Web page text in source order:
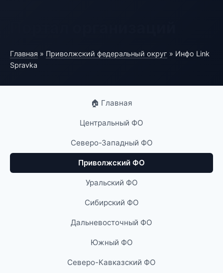
Главная » Приволжский федеральный округ » Инфо Link
Spravka
🏠 Главная
Центральный ФО
Северо-Западный ФО
Приволжский ФО
Уральский ФО
Сибирский ФО
Дальневосточный ФО
Южный ФО
Северо-Кавказский ФО